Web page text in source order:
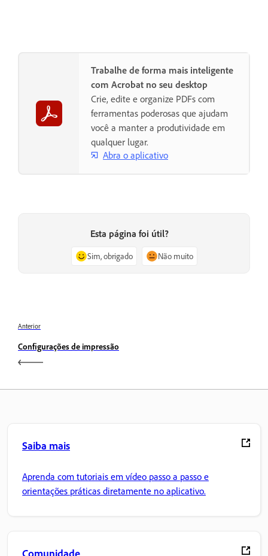
Trabalhe de forma mais inteligente
com Acrobat no seu desktop
Crie, edite e organize PDFs com
ferramentas poderosas que ajudam
você a manter a produtividade em
qualquer lugar.
Abra o aplicativo
Esta página foi útil?
Sim, obrigado Não muito
Anterior
Configurações de impressão
Saiba mais
Aprenda com tutoriais em vídeo passo a passo e
orientações práticas diretamente no aplicativo.
Comunidade